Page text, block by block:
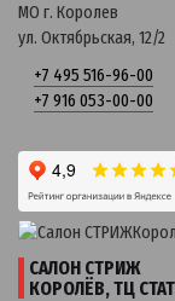
МО г. Королев
ул. Октябрьская, 12/2
+7 495 516-96-00
+7 916 053-00-00
САЛОН СТРИЖ
КОРОЛЁВ, ТЦ